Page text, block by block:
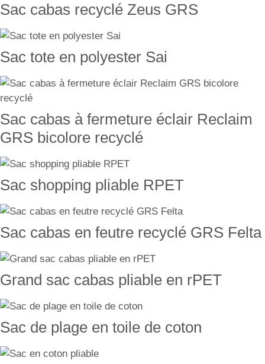
Sac cabas recyclé Zeus GRS
Sac tote en polyester Sai
Sac cabas à fermeture éclair Reclaim
GRS bicolore recyclé
Sac shopping pliable RPET
Sac cabas en feutre recyclé GRS Felta
Grand sac cabas pliable en rPET
Sac de plage en toile de coton